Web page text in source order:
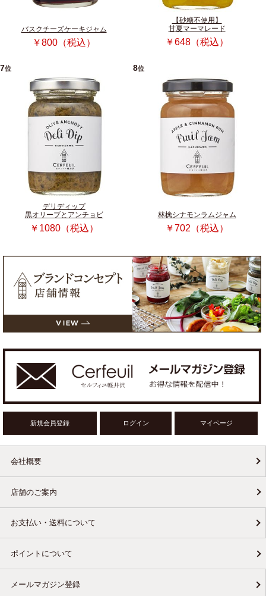
バスクチーズケーキジャム
￥800（税込）
【砂糖不使用】
甘夏マーマレード
￥648（税込）
7位
デリディップ
黒オリーブとアンチョビ
￥1080（税込）
8位
林檎シナモンラムジャム
￥702（税込）
新規会員登録 ログイン マイページ
会社概要
店舗のご案内
お支払い・送料について
ポイントについて
メールマガジン登録